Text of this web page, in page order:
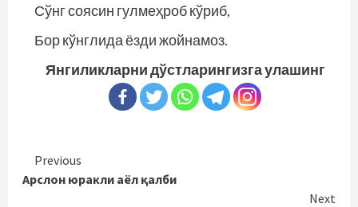
Сўнг соясин гулмеҳроб кўриб,
Бор кўнглида ёзди жойнамоз.
Янгиликларни дўстларингизга улашинг
Continue
Reading
Previous
Арслон юракли аёл қалби
Next